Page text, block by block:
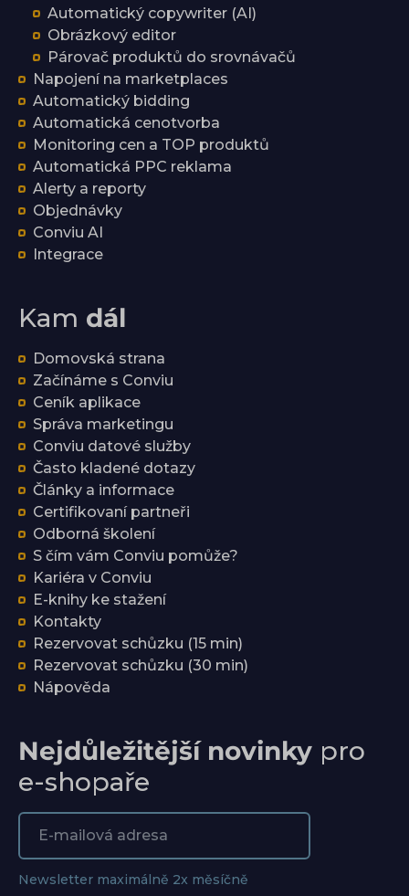
Automatický copywriter (AI)
Obrázkový editor
Párovač produktů do srovnávačů
Napojení na marketplaces
Automatický bidding
Automatická cenotvorba
Monitoring cen a TOP produktů
Automatická PPC reklama
Alerty a reporty
Objednávky
Conviu AI
Integrace
Kam dál
Domovská strana
Začínáme s Conviu
Ceník aplikace
Správa marketingu
Conviu datové služby
Často kladené dotazy
Články a informace
Certifikovaní partneři
Odborná školení
S čím vám Conviu pomůže?
Kariéra v Conviu
E-knihy ke stažení
Kontakty
Rezervovat schůzku (15 min)
Rezervovat schůzku (30 min)
Nápověda
Nejdůležitější novinky pro
e-shopaře
Newsletter maximálně 2x měsíčně